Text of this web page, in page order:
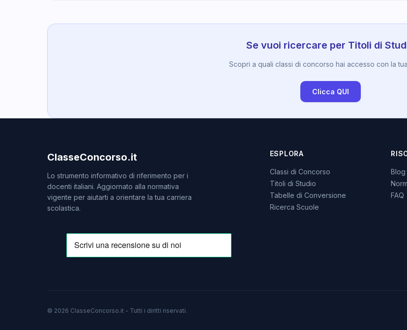
Se vuoi ricercare per Titoli di
Scopri a quali classi di concorso hai accesso con la
Clicca QUI
ClasseConcorso.it
Lo strumento informativo di riferimento per i
docenti italiani. Aggiornato alla normativa
vigente per aiutarti a orientare la tua carriera
scolastica.
ESPLORA
Classi di Concorso
Titoli di Studio
Tabelle di Conversione
Ricerca Scuole
Blog
FAQ
© 2026 ClasseConcorso.it - Tutti i diritti riservati.